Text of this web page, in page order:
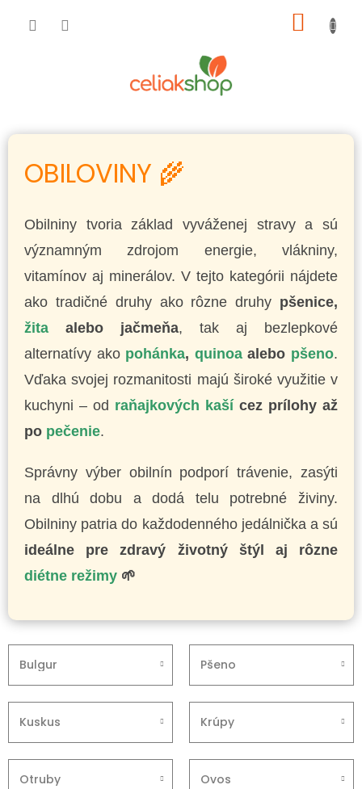
KOŠÍK
OBILOVINY 🌾
Obilniny tvoria základ vyváženej stravy a sú
významným zdrojom energie, vlákniny,
vitamínov aj minerálov. V tejto kategórii nájdete
ako tradičné druhy ako rôzne druhy pšenice,
žita alebo jačmeňa, tak aj bezlepkové
alternatívy ako pohánka, quinoaalebo pšeno.
Vďaka svojej rozmanitosti majú široké využitie v
kuchyni – od raňajkových kašícez prílohy až
po pečenie.
Správny výber obilnín podporí trávenie, zasýti
na dlhú dobu a dodá telu potrebné živiny.
Obilniny patria do každodenného jedálnička a sú
ideálne pre zdravý životný štýl aj rôzne
diétne režimy 🌱
Bulgur Pšeno
Kuskus Krúpy
Otruby Ovos